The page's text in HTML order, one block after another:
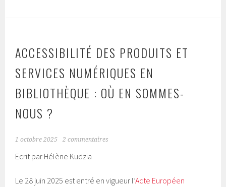
ACCESSIBILITÉ DES PRODUITS ET
SERVICES NUMÉRIQUES EN
BIBLIOTHÈQUE : OÙ EN SOMMES-
NOUS ?
1 octobre 2025 2 commentaires
Ecrit par Hélène Kudzia
Le 28 juin 2025 est entré en vigueur l’Acte Européen